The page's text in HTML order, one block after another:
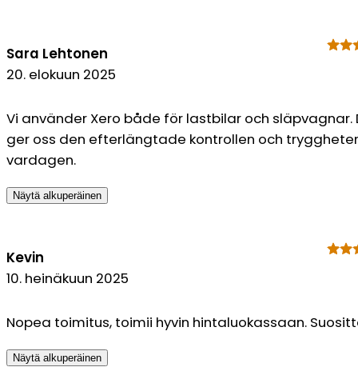
Sara Lehtonen
20. elokuun 2025
Vi använder Xero både för lastbilar och släpvagnar.
ger oss den efterlängtade kontrollen och
vardagen.
Näytä alkuperäinen
Kevin
10. heinäkuun 2025
Nopea toimitus, toimii hyvin hintaluokassaan.
Näytä alkuperäinen